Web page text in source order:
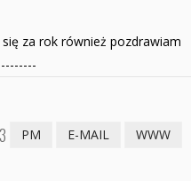
za rok również pozdrawiam
PM E-MAIL WWW